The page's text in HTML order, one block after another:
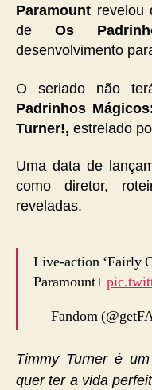
Paramount revelou
de Os
desenvolvimento
O seriado não
Padrinhos
Turner!, estrelado
Uma data de
como diretor,
reveladas.
Live-action ‘Fairly
Paramount+
— Fandom
Timmy Turner é
quer ter a vida